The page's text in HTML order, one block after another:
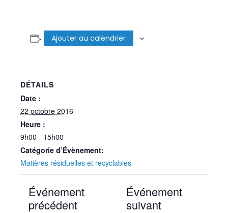
Ajouter au calendrier
DÉTAILS
Date :
22 octobre 2016
Heure :
9h00 - 15h00
Catégorie d’Évènement:
Matières résiduelles et recyclables
Événement
précédent
Événement
suivant